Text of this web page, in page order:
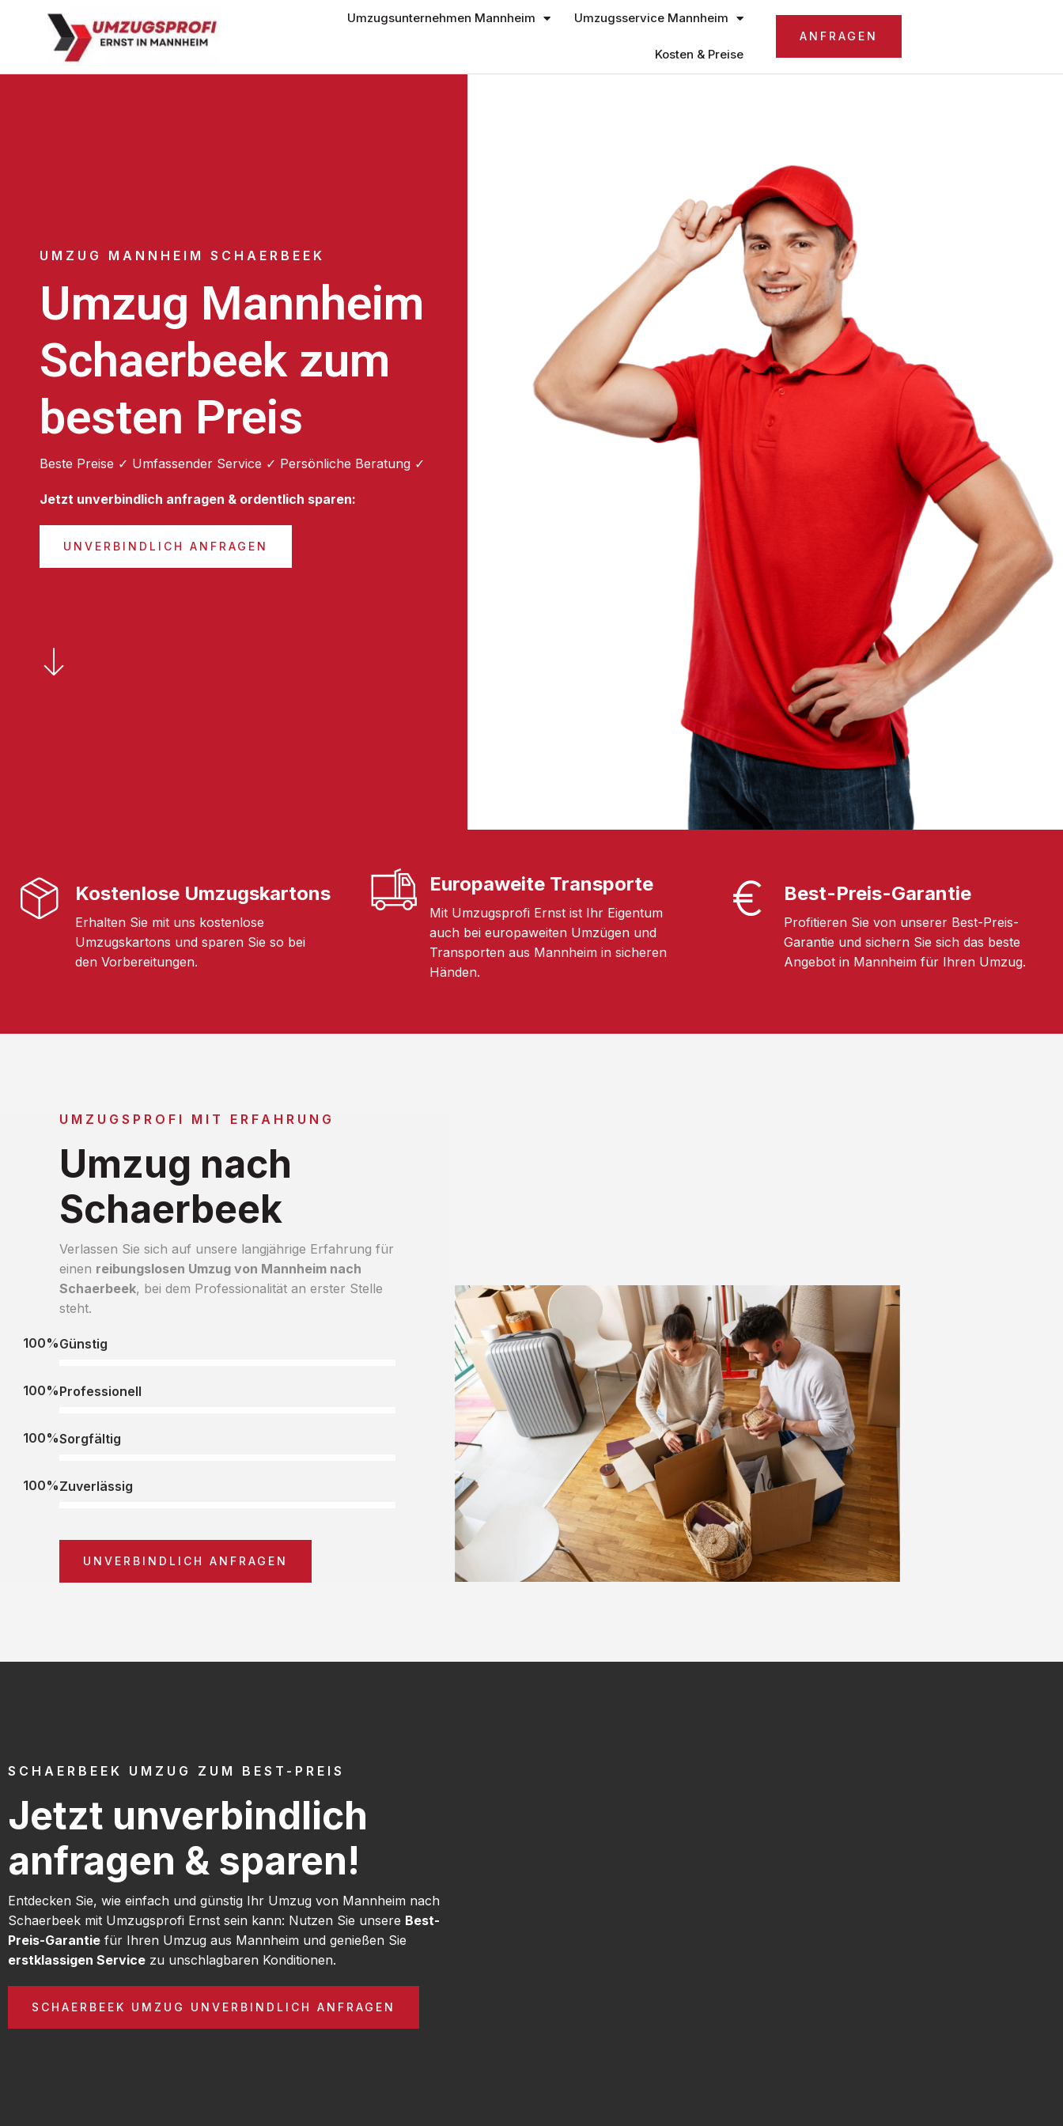
Umzugsunternehmen Mannheim Umzugsservice Mannheim
Kosten & Preise
ANFRAGEN
UMZUG MANNHEIM SCHAERBEEK
Umzug Mannheim
Schaerbeek zum
besten Preis
Beste Preise ✓ Umfassender Service ✓ Persönliche Beratung ✓
Jetzt unverbindlich anfragen & ordentlich sparen:
UNVERBINDLICH ANFRAGEN
Kostenlose Umzugskartons
Erhalten Sie mit uns kostenlose
Umzugskartons und sparen Sie so bei
den Vorbereitungen.
Europaweite Transporte
Mit Umzugsprofi Ernst ist Ihr Eigentum
auch bei europaweiten Umzügen und
Transporten aus Mannheim in sicheren
Händen.
Best-Preis-Garantie
Profitieren Sie von unserer Best-Preis-
Garantie und sichern Sie sich das beste
Angebot in Mannheim für Ihren Umzug.
UMZUGSPROFI MIT ERFAHRUNG
Umzug nach
Schaerbeek
Verlassen Sie sich auf unsere langjährige Erfahrung für
einen reibungslosen Umzug von Mannheim nach
Schaerbeek, bei dem Professionalität an erster Stelle
steht.
Günstig
100%
Professionell
100%
Sorgfältig
100%
Zuverlässig
100%
UNVERBINDLICH ANFRAGEN
SCHAERBEEK UMZUG ZUM BEST-PREIS
Jetzt unverbindlich
anfragen & sparen!
Entdecken Sie, wie einfach und günstig Ihr Umzug von Mannheim nach
Schaerbeek mit Umzugsprofi Ernst sein kann: Nutzen Sie unsere Best-
Preis-Garantie für Ihren Umzug aus Mannheim und genießen Sie
erstklassigen Service zu unschlagbaren Konditionen.
SCHAERBEEK UMZUG UNVERBINDLICH ANFRAGEN